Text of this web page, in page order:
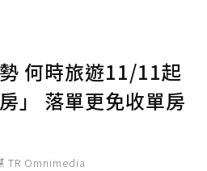
確認送出
何時旅遊11/11起
」 落單更免收單房
TR Omnimedia